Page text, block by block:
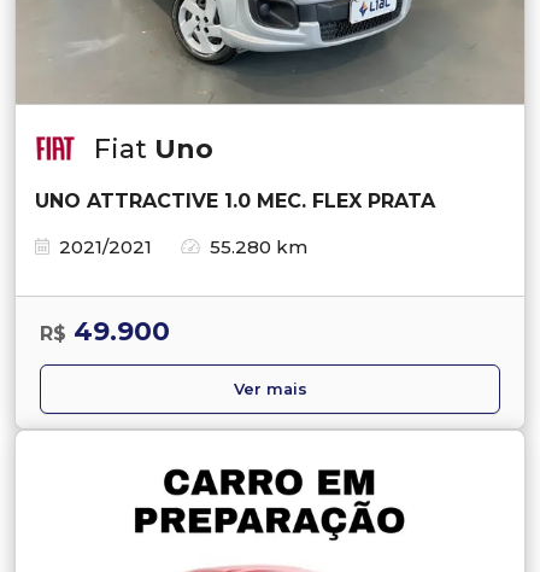
Fiat Uno
UNO ATTRACTIVE 1.0 MEC. FLEX PRATA
2021/2021
55.280 km
R$ 49.900
Ver mais